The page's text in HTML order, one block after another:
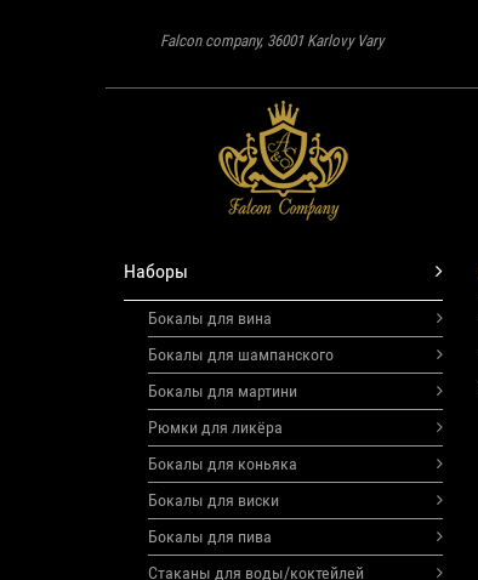
Falcon company, 36001 Karlovy Vary
Наборы
Бокалы для вина
Бокалы для шампанского
Бокалы для мартини
Рюмки для ликёра
Бокалы для коньяка
Бокалы для виски
Бокалы для пива
Стаканы для воды/коктейлей